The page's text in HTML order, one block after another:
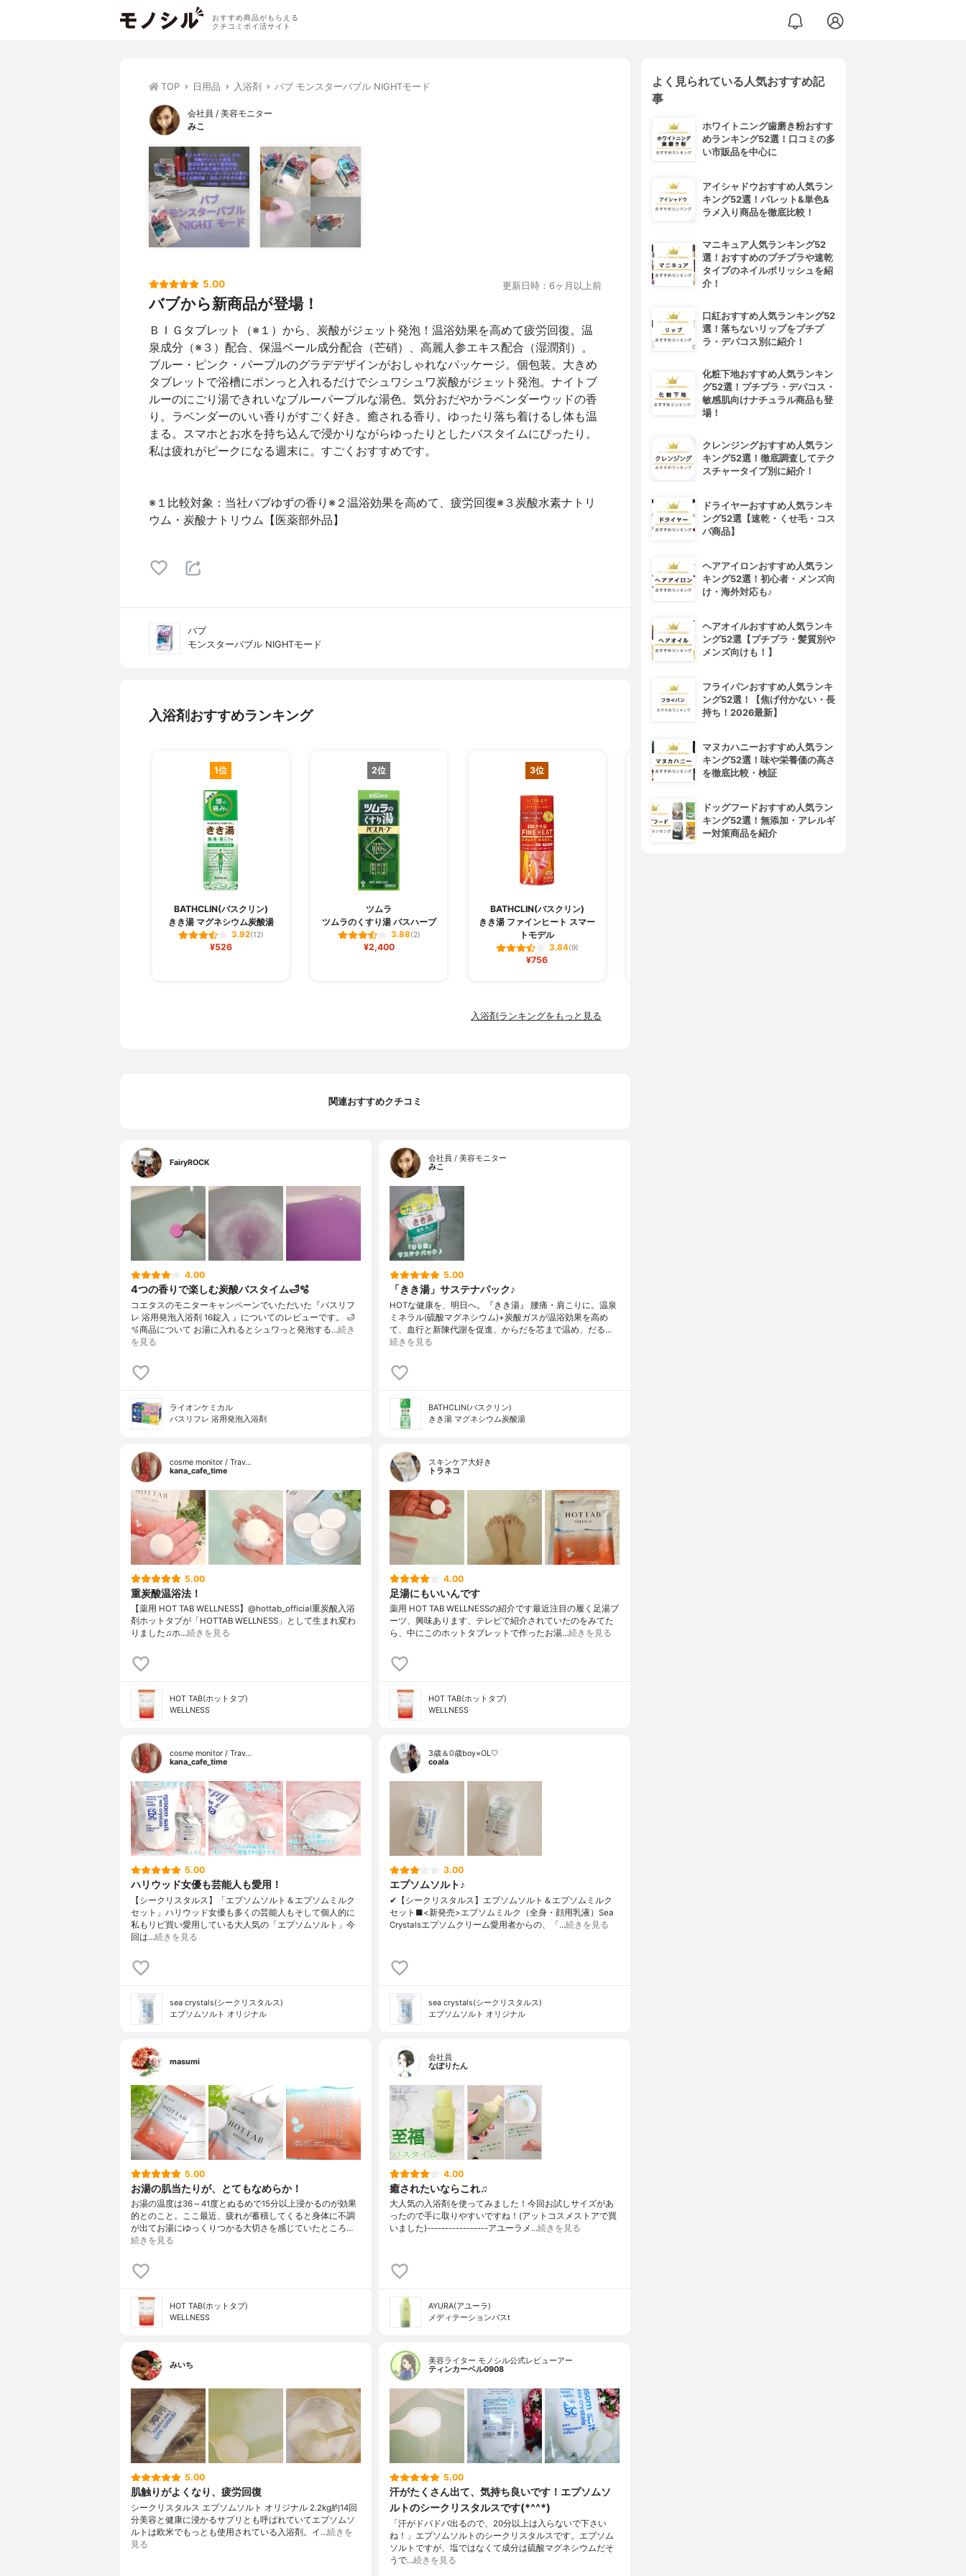
おすすめ商品がもらえる
クチコミポイ活サイト
TOP 日用品 入浴剤 バブ モンスターバブル NIGHTモード
会社員 / 美容モニター
みこ
5.00 更新日時：6ヶ月以上前
バブから新商品が登場！
ＢＩＧタブレット（※１）から、炭酸がジェット発泡！温浴効果を高めて疲労回復。温
泉成分（※３）配合、保温ベール成分配合（芒硝）、高麗人参エキス配合（湿潤剤）。
ブルー・ピンク・パープルのグラデデザインがおしゃれなパッケージ。個包装。大きめ
タブレットで浴槽にポンっと入れるだけでシュワシュワ炭酸がジェット発泡。ナイトブ
ルーのにごり湯できれいなブルーパープルな湯色。気分おだやかラベンダーウッドの香
り。ラベンダーのいい香りがすごく好き。癒される香り。ゆったり落ち着けるし体も温
まる。スマホとお水を持ち込んで浸かりながらゆったりとしたバスタイムにぴったり。
私は疲れがピークになる週末に。すごくおすすめです。
※１比較対象：当社バブゆずの香り※２温浴効果を高めて、疲労回復※３炭酸水素ナトリ
ウム・炭酸ナトリウム【医薬部外品】
バブ
モンスターバブル NIGHTモード
入浴剤おすすめランキング
1位
BATHCLIN(バスクリン)
きき湯 マグネシウム炭酸湯
3.92(12)
¥526
2位
ツムラ
ツムラのくすり湯 バスハーブ
3.88(2)
¥2,400
3位
BATHCLIN(バスクリン)
きき湯 ファインヒート スマー
トモデル
3.84(9)
¥756
4位
入浴剤ランキングをもっと見る
関連おすすめクチコミ
FairyROCK
4.00
4つの香りで楽しむ炭酸バスタイム🛁🫧
コエタスのモニターキャンペーンでいただいた『バスリフ
レ 浴用発泡入浴剤 16錠入 』についてのレビューです。 🛁
🫧商品について お湯に入れるとシュワっと発泡する…続き
を見る
ライオンケミカル
バスリフレ 浴用発泡入浴剤
会社員 / 美容モニター
みこ
5.00
「きき湯」サステナパック♪
HOTな健康を、明日へ。『きき湯』 腰痛・肩こりに。温泉
ミネラル(硫酸マグネシウム)+炭酸ガスが温浴効果を高め
て、血行と新陳代謝を促進、からだを芯まで温め、だる…
続きを見る
BATHCLIN(バスクリン)
きき湯 マグネシウム炭酸湯
cosme monitor / Trav…
kana_cafe_time
5.00
重炭酸温浴法！
【薬用 HOT TAB WELLNESS】@hottab_official重炭酸入浴
剤ホットタブが「HOTTAB WELLNESS」として生まれ変わ
りました♫ホ…続きを見る
HOT TAB(ホットタブ)
WELLNESS
スキンケア大好き
トラネコ
4.00
足湯にもいいんです
薬用 HOT TAB WELLNESSの紹介です最近注目の履く足湯ブ
ーツ、興味あります、テレビで紹介されていたのをみてた
ら、中にこのホットタブレットで作ったお湯…続きを見る
HOT TAB(ホットタブ)
WELLNESS
cosme monitor / Trav…
kana_cafe_time
5.00
ハリウッド女優も芸能人も愛用！
【シークリスタルス】「エプソムソルト＆エプソムミルク
セット」ハリウッド女優も多くの芸能人もそして個人的に
私もリピ買い愛用している大人気の「エプソムソルト」今
回は…続きを見る
sea crystals(シークリスタルス)
エプソムソルト オリジナル
3歳＆0歳boy×OL🤍
coala
3.00
エプソムソルト♪
✔︎【シークリスタルス】エプソムソルト＆エプソムミルク
セット■<新発売>エプソムミルク（全身・顔用乳液）Sea
Crystalsエプソムクリーム愛用者からの、「…続きを見る
sea crystals(シークリスタルス)
エプソムソルト オリジナル
masumi
5.00
お湯の肌当たりが、とてもなめらか！
お湯の温度は36～41度とぬるめで15分以上浸かるのが効果
的とのこと。ここ最近、疲れが蓄積してくると身体に不調
が出てお湯にゆっくりつかる大切さを感じていたところ…
続きを見る
HOT TAB(ホットタブ)
WELLNESS
会社員
なぽりたん
4.00
癒されたいならこれ♫
大人気の入浴剤を使ってみました！今回お試しサイズがあ
ったので手に取りやすいですね！(アットコスメストアで買
いました)-----------------アユーラメ…続きを見る
AYURA(アユーラ)
メディテーションバスt
みいち
5.00
肌触りがよくなり、疲労回復
シークリスタルス エプソムソルト オリジナル 2.2kg約14回
分美容と健康に浸かるサプリとも呼ばれていてエプソムソ
ルトは欧米でもっとも使用されている入浴剤。イ…続きを
見る
美容ライター モノシル公式レビューアー
ティンカーベル0908
5.00
汗がたくさん出て、気持ち良いです！エプソムソ
ルトのシークリスタルスです(*^^*)
「汗がドバドバ出るので、20分以上は入らないで下さい
ね！」エプソムソルトのシークリスタルスです。エプソム
ソルトですが、塩ではなくて成分は硫酸マグネシウムだそ
うで…続きを見る
よく見られている人気おすすめ記
事
ホワイトニング歯磨き粉おすす
めランキング52選！口コミの多
い市販品を中心に
アイシャドウおすすめ人気ラン
キング52選！パレット&単色&
ラメ入り商品を徹底比較！
マニキュア人気ランキング52
選！おすすめのプチプラや速乾
タイプのネイルポリッシュを紹
介！
口紅おすすめ人気ランキング52
選！落ちないリップをプチプ
ラ・デパコス別に紹介！
化粧下地おすすめ人気ランキン
グ52選！プチプラ・デパコス・
敏感肌向けナチュラル商品も登
場！
クレンジングおすすめ人気ラン
キング52選！徹底調査してテク
スチャータイプ別に紹介！
ドライヤーおすすめ人気ランキ
ング52選【速乾・くせ毛・コス
パ商品】
ヘアアイロンおすすめ人気ラン
キング52選！初心者・メンズ向
け・海外対応も♪
ヘアオイルおすすめ人気ランキ
ング52選【プチプラ・髪質別や
メンズ向けも！】
フライパンおすすめ人気ランキ
ング52選！【焦げ付かない・長
持ち！2026最新】
マヌカハニーおすすめ人気ラン
キング52選！味や栄養価の高さ
を徹底比較・検証
ドッグフードおすすめ人気ラン
キング52選！無添加・アレルギ
ー対策商品を紹介